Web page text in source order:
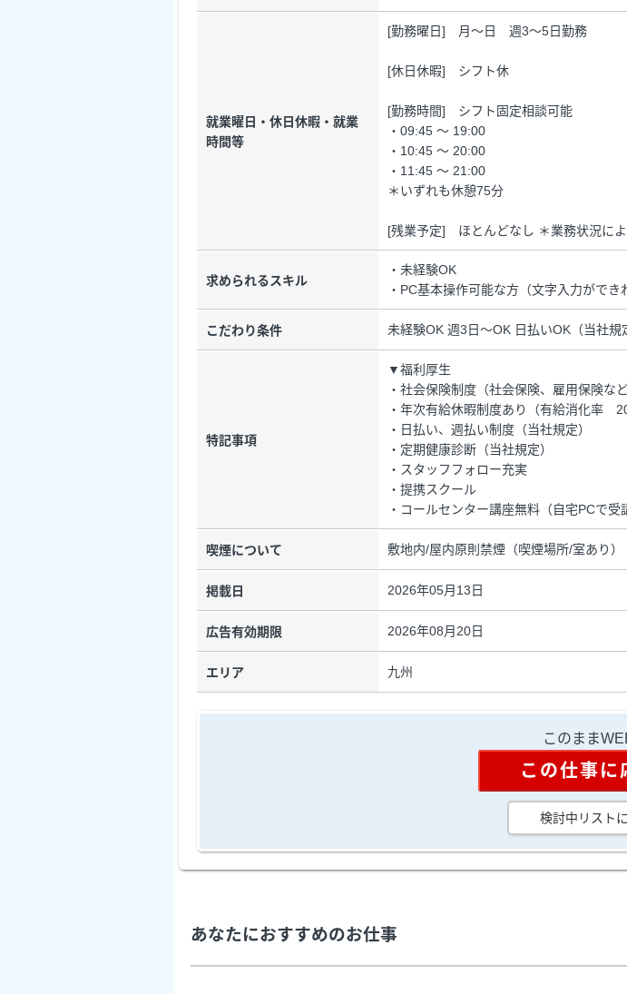
就業曜日・休日休暇・就業
時間等
[勤務曜日] 月～日 週3～5日勤務
[休日休暇] シフト休
[勤務時間] シフト固定相談可能
・09:45 ～ 19:00
・10:45 ～ 20:00
・11:45 ～ 21:00
＊いずれも休憩75分
[残業予定] ほとんどなし ＊業務状況に
求められるスキル
・未経験OK
・PC基本操作可能な方（文字入力ができ
こだわり条件 未経験OK 週3日～OK 日払いOK（当社
特記事項
▼福利厚生
・社会保険制度（社会保険、雇用保険など
・年次有給休暇制度あり（有給消化率
・日払い、週払い制度（当社規定）
・定期健康診断（当社規定）
・スタッフフォロー充実
・提携スクール
・コールセンター講座無料（自宅PCで受
喫煙について 敷地内/屋内原則禁煙（喫煙場所/室あり）
掲載日 2026年05月13日
広告有効期限 2026年08月20日
エリア 九州
このまま
この仕事に
検討中リスト
あなたにおすすめのお仕事